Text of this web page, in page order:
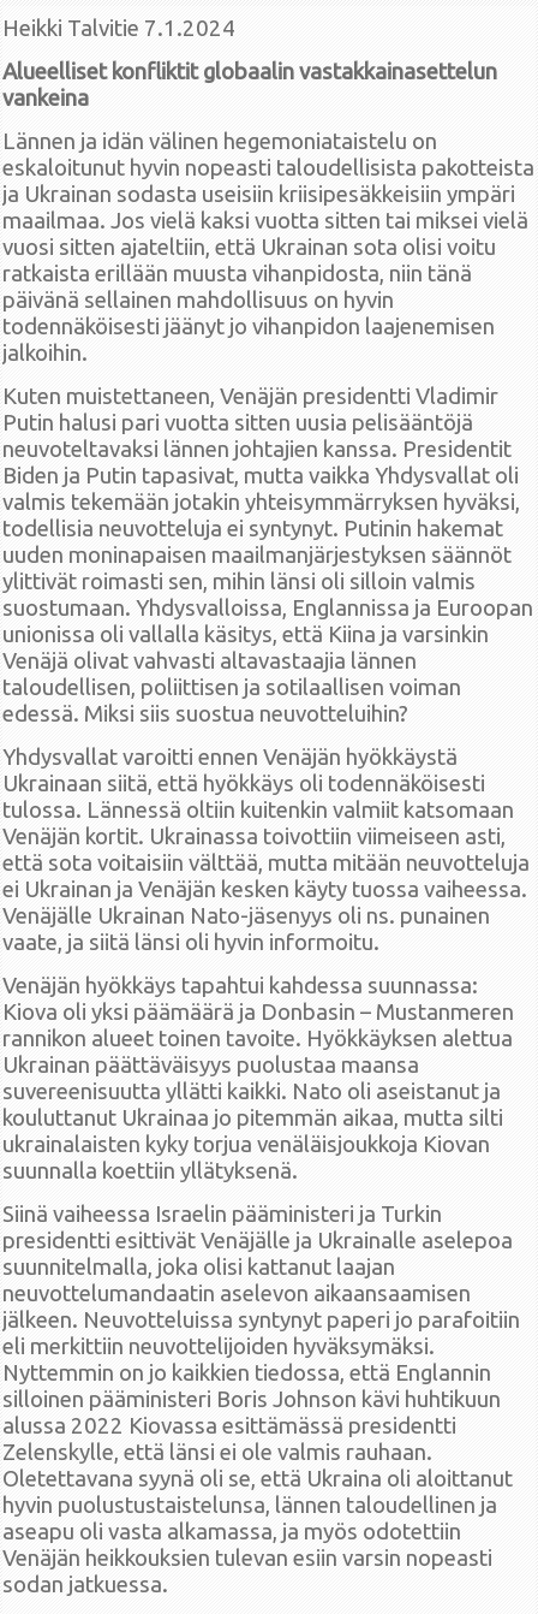
Heikki Talvitie 7.1.2024
Alueelliset konfliktit globaalin vastakkainasettelun
vankeina
Lännen ja idän välinen hegemoniataistelu on
eskaloitunut hyvin nopeasti taloudellisista pakotteista
ja Ukrainan sodasta useisiin kriisipesäkkeisiin ympäri
maailmaa. Jos vielä kaksi vuotta sitten tai miksei vielä
vuosi sitten ajateltiin, että Ukrainan sota olisi voitu
ratkaista erillään muusta vihanpidosta, niin tänä
päivänä sellainen mahdollisuus on hyvin
todennäköisesti jäänyt jo vihanpidon laajenemisen
jalkoihin.
Kuten muistettaneen, Venäjän presidentti Vladimir
Putin halusi pari vuotta sitten uusia pelisääntöjä
neuvoteltavaksi lännen johtajien kanssa. Presidentit
Biden ja Putin tapasivat, mutta vaikka Yhdysvallat oli
valmis tekemään jotakin yhteisymmärryksen hyväksi,
todellisia neuvotteluja ei syntynyt. Putinin hakemat
uuden moninapaisen maailmanjärjestyksen säännöt
ylittivät roimasti sen, mihin länsi oli silloin valmis
suostumaan. Yhdysvalloissa, Englannissa ja Euroopan
unionissa oli vallalla käsitys, että Kiina ja varsinkin
Venäjä olivat vahvasti altavastaajia lännen
taloudellisen, poliittisen ja sotilaallisen voiman
edessä. Miksi siis suostua neuvotteluihin?
Yhdysvallat varoitti ennen Venäjän hyökkäystä
Ukrainaan siitä, että hyökkäys oli todennäköisesti
tulossa. Lännessä oltiin kuitenkin valmiit katsomaan
Venäjän kortit. Ukrainassa toivottiin viimeiseen asti,
että sota voitaisiin välttää, mutta mitään neuvotteluja
ei Ukrainan ja Venäjän kesken käyty tuossa vaiheessa.
Venäjälle Ukrainan Nato-jäsenyys oli ns. punainen
vaate, ja siitä länsi oli hyvin informoitu.
Venäjän hyökkäys tapahtui kahdessa suunnassa:
Kiova oli yksi päämäärä ja Donbasin – Mustanmeren
rannikon alueet toinen tavoite. Hyökkäyksen alettua
Ukrainan päättäväisyys puolustaa maansa
suvereenisuutta yllätti kaikki. Nato oli aseistanut ja
kouluttanut Ukrainaa jo pitemmän aikaa, mutta silti
ukrainalaisten kyky torjua venäläisjoukkoja Kiovan
suunnalla koettiin yllätyksenä.
Siinä vaiheessa Israelin pääministeri ja Turkin
presidentti esittivät Venäjälle ja Ukrainalle aselepoa
suunnitelmalla, joka olisi kattanut laajan
neuvottelumandaatin aselevon aikaansaamisen
jälkeen. Neuvotteluissa syntynyt paperi jo parafoitiin
eli merkittiin neuvottelijoiden hyväksymäksi.
Nyttemmin on jo kaikkien tiedossa, että Englannin
silloinen pääministeri Boris Johnson kävi huhtikuun
alussa 2022 Kiovassa esittämässä presidentti
Zelenskylle, että länsi ei ole valmis rauhaan.
Oletettavana syynä oli se, että Ukraina oli aloittanut
hyvin puolustustaistelunsa, lännen taloudellinen ja
aseapu oli vasta alkamassa, ja myös odotettiin
Venäjän heikkouksien tulevan esiin varsin nopeasti
sodan jatkuessa.